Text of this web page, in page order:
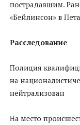
пострадавшим.
«Бейлинсон» в
Расследование
Полиция
на
нейтрализован
На место